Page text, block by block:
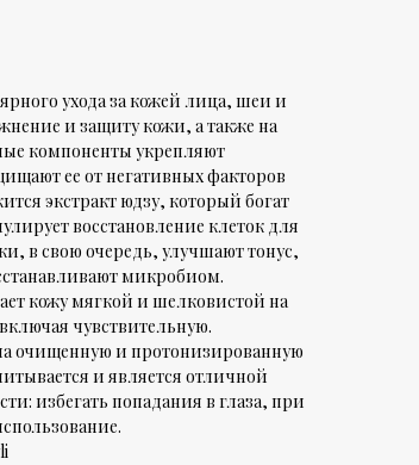
ухода за кожей лица, шеи и
и защиту кожи, а также на
компоненты укрепляют
ее от негативных факторов
экстракт юдзу, который богат
восстановление клеток для
в свою очередь, улучшают тонус,
микробиом.
кожу мягкой и шелковистой на
чувствительную.
очищенную и протонизированную
и является отличной
избегать попадания в глаза, при